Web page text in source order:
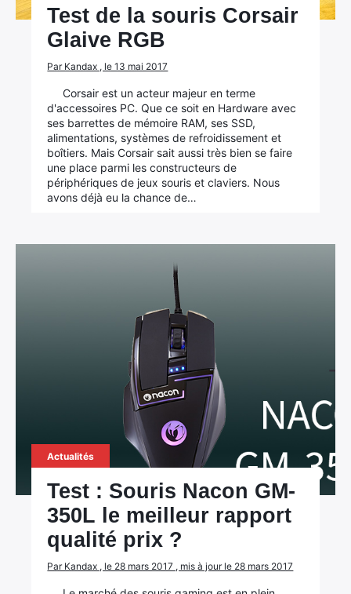
Test de la souris Corsair
Glaive RGB
Par Kandax , le 13 mai 2017
Corsair est un acteur majeur en terme
d'accessoires PC. Que ce soit en Hardware avec
ses barrettes de mémoire RAM, ses SSD,
alimentations, systèmes de refroidissement et
boîtiers. Mais Corsair sait aussi très bien se faire
une place parmi les constructeurs de
périphériques de jeux souris et claviers. Nous
avons déjà eu la chance de…
Actualités
Test : Souris Nacon GM-
350L le meilleur rapport
qualité prix ?
Par Kandax , le 28 mars 2017 , mis à jour le 28 mars 2017